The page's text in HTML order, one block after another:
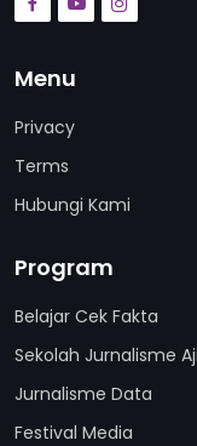
Menu
Privacy
Terms
Hubungi Kami
Program
Belajar Cek Fakta
Sekolah Jurnalisme Aji
Jurnalisme Data
Festival Media